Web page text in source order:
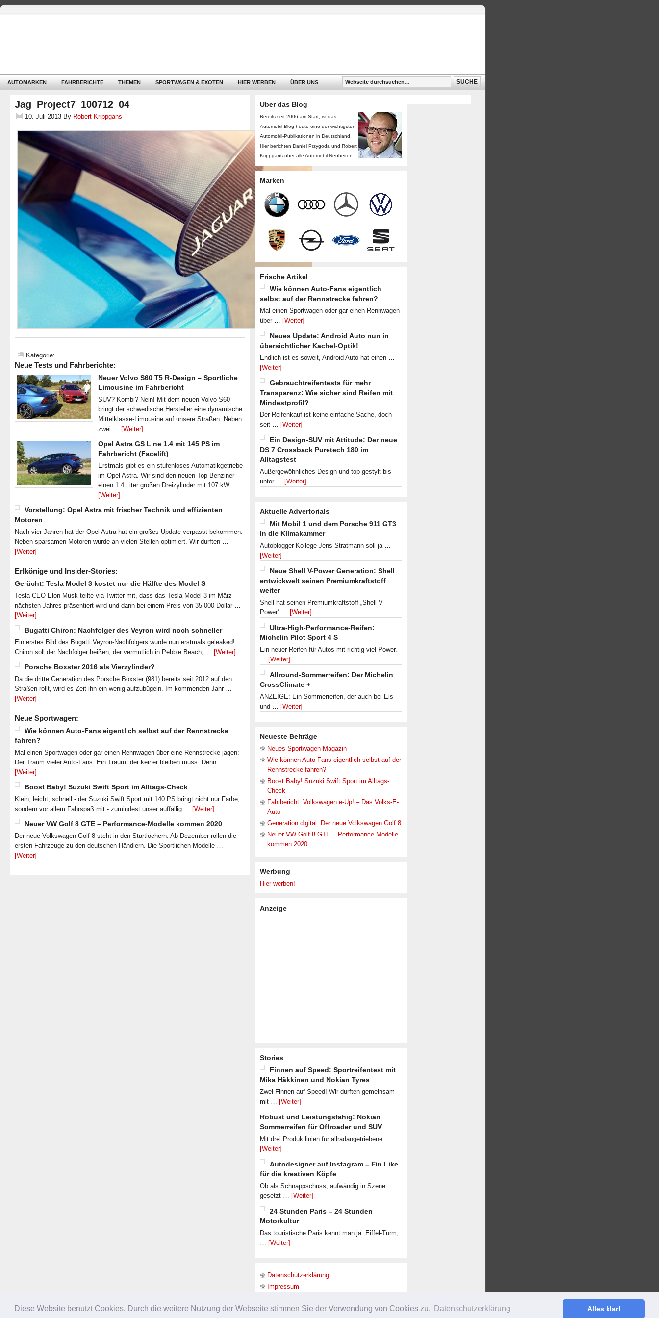
Diese Website benutzt Cookies. Durch die weitere Nutzung der Webseite stimmen Sie der Verwendung von Cookies zu. Datenschutzerklärung Alles klar!
AUTOMARKEN FAHRBERICHTE THEMEN SPORTWAGEN & EXOTEN HIER WERBEN ÜBER UNS
Jag_Project7_100712_04
10. Juli 2013 By Robert Krippgans
Kategorie:
Neue Tests und Fahrberichte:
Neuer Volvo S60 T5 R-Design – Sportliche
Limousine im Fahrbericht
SUV? Kombi? Nein! Mit dem neuen Volvo S60
bringt der schwedische Hersteller eine dynamische
Mittelklasse-Limousine auf unsere Straßen. Neben
zwei … [Weiter]
Opel Astra GS Line 1.4 mit 145 PS im
Fahrbericht (Facelift)
Erstmals gibt es ein stufenloses Automatikgetriebe
im Opel Astra. Wir sind den neuen Top-Benziner -
einen 1.4 Liter großen Dreizylinder mit 107 kW …
[Weiter]
Vorstellung: Opel Astra mit frischer Technik und effizienten
Motoren
Nach vier Jahren hat der Opel Astra hat ein großes Update verpasst bekommen.
Neben sparsamen Motoren wurde an vielen Stellen optimiert. Wir durften …
[Weiter]
Erlkönige und Insider-Stories:
Gerücht: Tesla Model 3 kostet nur die Hälfte des Model S
Tesla-CEO Elon Musk teilte via Twitter mit, dass das Tesla Model 3 im März
nächsten Jahres präsentiert wird und dann bei einem Preis von 35.000 Dollar …
[Weiter]
Bugatti Chiron: Nachfolger des Veyron wird noch schneller
Ein erstes Bild des Bugatti Veyron-Nachfolgers wurde nun erstmals geleaked!
Chiron soll der Nachfolger heißen, der vermutlich in Pebble Beach, … [Weiter]
Porsche Boxster 2016 als Vierzylinder?
Da die dritte Generation des Porsche Boxster (981) bereits seit 2012 auf den
Straßen rollt, wird es Zeit ihn ein wenig aufzubügeln. Im kommenden Jahr …
[Weiter]
Neue Sportwagen:
Wie können Auto-Fans eigentlich selbst auf der Rennstrecke
fahren?
Mal einen Sportwagen oder gar einen Rennwagen über eine Rennstrecke jagen:
Der Traum vieler Auto-Fans. Ein Traum, der keiner bleiben muss. Denn …
[Weiter]
Boost Baby! Suzuki Swift Sport im Alltags-Check
Klein, leicht, schnell - der Suzuki Swift Sport mit 140 PS bringt nicht nur Farbe,
sondern vor allem Fahrspaß mit - zumindest unser auffällig … [Weiter]
Neuer VW Golf 8 GTE – Performance-Modelle kommen 2020
Der neue Volkswagen Golf 8 steht in den Startlöchern. Ab Dezember rollen die
ersten Fahrzeuge zu den deutschen Händlern. Die Sportlichen Modelle …
[Weiter]
Über das Blog
Bereits seit 2006 am Start, ist das
Automobil-Blog heute eine der wichtigsten
Automobil-Publikationen in Deutschland.
Hier berichten Daniel Przygoda und Robert
Krippgans über alle Automobil-Neuheiten.
Marken
Frische Artikel
Wie können Auto-Fans eigentlich
selbst auf der Rennstrecke fahren?
Mal einen Sportwagen oder gar einen Rennwagen
über … [Weiter]
Neues Update: Android Auto nun in
übersichtlicher Kachel-Optik!
Endlich ist es soweit, Android Auto hat einen …
[Weiter]
Gebrauchtreifentests für mehr
Transparenz: Wie sicher sind Reifen mit
Mindestprofil?
Der Reifenkauf ist keine einfache Sache, doch
seit … [Weiter]
Ein Design-SUV mit Attitude: Der neue
DS 7 Crossback Puretech 180 im
Alltagstest
Außergewöhnliches Design und top gestylt bis
unter … [Weiter]
Aktuelle Advertorials
Mit Mobil 1 und dem Porsche 911 GT3
in die Klimakammer
Autoblogger-Kollege Jens Stratmann soll ja …
[Weiter]
Neue Shell V-Power Generation: Shell
entwickwelt seinen Premiumkraftstoff
weiter
Shell hat seinen Premiumkraftstoff „Shell V-
Power“ … [Weiter]
Ultra-High-Performance-Reifen:
Michelin Pilot Sport 4 S
Ein neuer Reifen für Autos mit richtig viel Power.
… [Weiter]
Allround-Sommerreifen: Der Michelin
CrossClimate +
ANZEIGE: Ein Sommerreifen, der auch bei Eis
und … [Weiter]
Neueste Beiträge
Neues Sportwagen-Magazin
Wie können Auto-Fans eigentlich selbst auf der
Rennstrecke fahren?
Boost Baby! Suzuki Swift Sport im Alltags-
Check
Fahrbericht: Volkswagen e-Up! – Das Volks-E-
Auto
Generation digital: Der neue Volkswagen Golf 8
Neuer VW Golf 8 GTE – Performance-Modelle
kommen 2020
Werbung
Hier werben!
Anzeige
Stories
Finnen auf Speed: Sportreifentest mit
Mika Häkkinen und Nokian Tyres
Zwei Finnen auf Speed! Wir durften gemeinsam
mit … [Weiter]
Robust und Leistungsfähig: Nokian
Sommerreifen für Offroader und SUV
Mit drei Produktlinien für allradangetriebene …
[Weiter]
Autodesigner auf Instagram – Ein Like
für die kreativen Köpfe
Ob als Schnappschuss, aufwändig in Szene
gesetzt … [Weiter]
24 Stunden Paris – 24 Stunden
Motorkultur
Das touristische Paris kennt man ja. Eiffel-Turm,
… [Weiter]
Datenschutzerklärung
Impressum
NACH OBEN URHEBERRECHT © 2026 ·SLEEK THEME ONGENESIS FRAMEWORK ·WORDPRESS·ANMELDEN